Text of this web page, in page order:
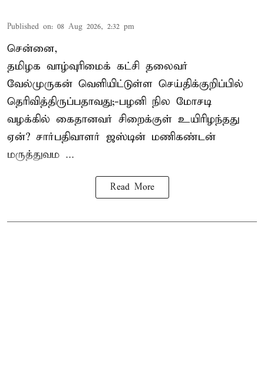
Published on: 08 Aug 2026, 2:32 pm
சென்னை,
தமிழக வாழ்வுரிமைக் கட்சி தலைவர்
வேல்முருகன் வெளியிட்டுள்ள செய்திக்குறிப்பில்
தெரிவித்திருப்பதாவது;-பழனி நில மோசடி
வழக்கில் கைதானவர் சிறைக்குள் உயிரிழந்தது
ஏன்? சார்பதிவாளர் ஜஸ்டின் மணிகண்டன்
மருத்துவம ...
Read More